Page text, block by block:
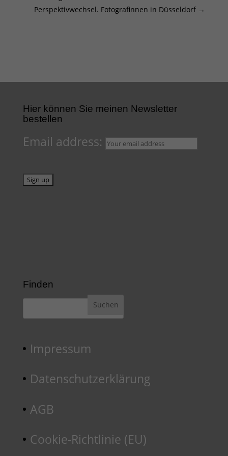
Perspektivwechsel. Fotografinnen in Düsseldorf →
Hier können Sie meinen Newsletter
bestellen
Email address:
Finden
Impressum
Datenschutzerklärung
AGB
Cookie-Richtlinie (EU)